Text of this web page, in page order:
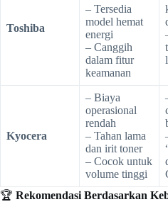
Toshiba
– Tersedia
model hemat
energi
– Canggih
dalam fitur
keamanan
Kyocera
– Biaya
operasional
rendah
– Tahan lama
dan irit toner
– Cocok untuk
volume tinggi
🏆 Rekomendasi Berdasarkan